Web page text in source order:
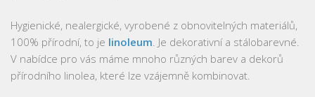
Hygienické, nealergické, vyrobené z obnovitelných materiálů,
100% přírodní, to je linoleum . Je dekorativní a stálobarevné.
V nabídce pro vás máme mnoho různých barev a dekorů
přírodního linolea, které lze vzájemně kombinovat.